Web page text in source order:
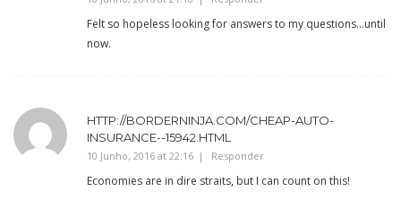
Felt so hopeless looking for answers to my questions…until
now.
HTTP://BORDERNINJA.COM/CHEAP-AUTO-
INSURANCE--15942.HTML
10 Junho, 2016 at 22:16 Responder
Economies are in dire straits, but I can count on this!